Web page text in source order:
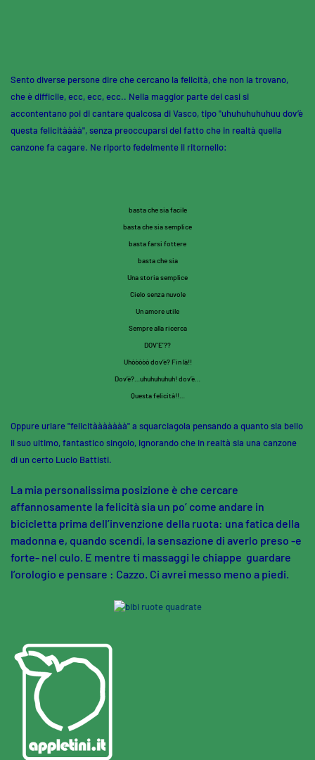
Sento diverse persone dire che cercano la felicità, che non la trovano,
che è difficile, ecc, ecc, ecc.. Nella maggior parte dei casi si
accontentano poi di cantare qualcosa di Vasco, tipo "uhuhuhuhuhuu dov’è
questa felicitàààà", senza preoccuparsi del fatto che in realtà quella
canzone fa cagare. Ne riporto fedelmente il ritornello:
basta che sia facile
basta che sia semplice
basta farsi fottere
basta che sia
Una storia semplice
Cielo senza nuvole
Un amore utile
Sempre alla ricerca
DOV’E’??
Uhòòòòò dov’è? Fin là!!
Dov’è?…uhuhuhuhuh! dov’è…
Questa felicità!!…
Oppure urlare "felicitààààààà" a squarciagola pensando a quanto sia bello
il suo ultimo, fantastico singolo, ignorando che in realtà sia una canzone
di un certo Lucio Battisti.
La mia personalissima posizione è che cercare
affannosamente la felicità sia un po’ come andare in
bicicletta prima dell’invenzione della ruota: una fatica della
madonna e, quando scendi, la sensazione di averlo preso -e
forte- nel culo. E mentre ti massaggi le chiappe guardare
l’orologio e pensare : Cazzo. Ci avrei messo meno a piedi.